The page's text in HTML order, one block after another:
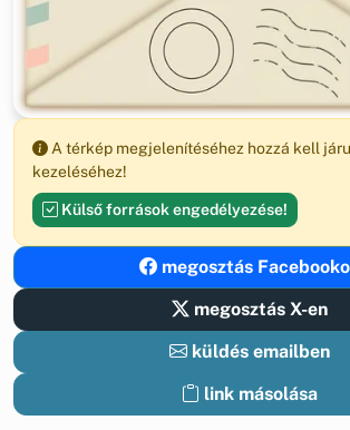
A térkép megjelenítéséhez hozzá kell
kezeléséhez!
Külső források engedélyezése!
megosztás
megosztás X-en
küldés emailben
link másolása